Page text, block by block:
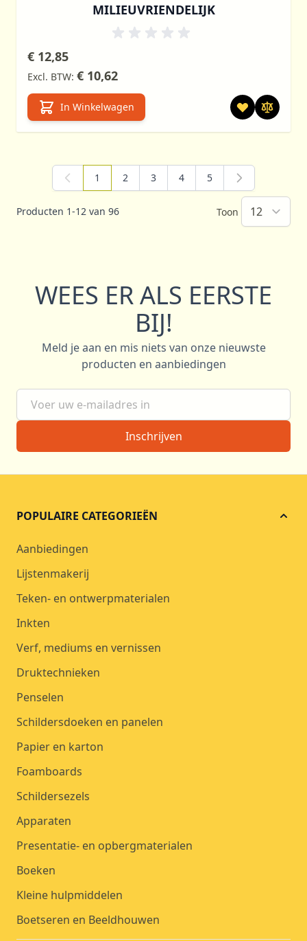
MILIEUVRIENDELIJK
€ 12,85
€ 10,62
In Winkelwagen
Producten 1-12 van 96
U lees momenteel pagina
1 Pagina
2 Pagina
3 Pagina
4 Pagina
5
Toon
WEES ER ALS EERSTE
BIJ!
Meld je aan en mis niets van onze nieuwste
producten en aanbiedingen
E-mail adres
Inschrijven
POPULAIRE CATEGORIEËN
Aanbiedingen
Lijstenmakerij
Teken- en ontwerpmaterialen
Inkten
Verf, mediums en vernissen
Druktechnieken
Penselen
Schildersdoeken en panelen
Papier en karton
Foamboards
Schildersezels
Apparaten
Presentatie- en opbergmaterialen
Boeken
Kleine hulpmiddelen
Boetseren en Beeldhouwen